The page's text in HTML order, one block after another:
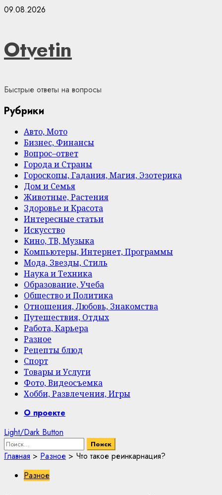
Skip
09.08.2026
Otvetin
Быстрые ответы на вопросы
Рубрики
Авто, Мото
Бизнес, Финансы
Вопрос–ответ
Города и Страны
Гороскопы, Гадания, Магия, Эзотерика
Дом и Семья
Животные, Растения
Здоровье и Красота
Интересные статьи
Искусство
Кино, ТВ, Музыка
Компьютеры, Интернет, Программы
Мода, Звезды, Стиль
Наука и Техника
Образование, Учеба
Общество и Политика
Отношения, Любовь, Знакомства
Путешествия, Отдых
Работа, Карьера
Разное
Рецепты блюд
Спорт
Товары и Услуги
Фото, Видеосъемка
Хобби, Развлечения, Игры
PrimaryО проекте
Light/Dark Button
Найти:
Главная > Разное > Что такое реинкарнация?
Разное